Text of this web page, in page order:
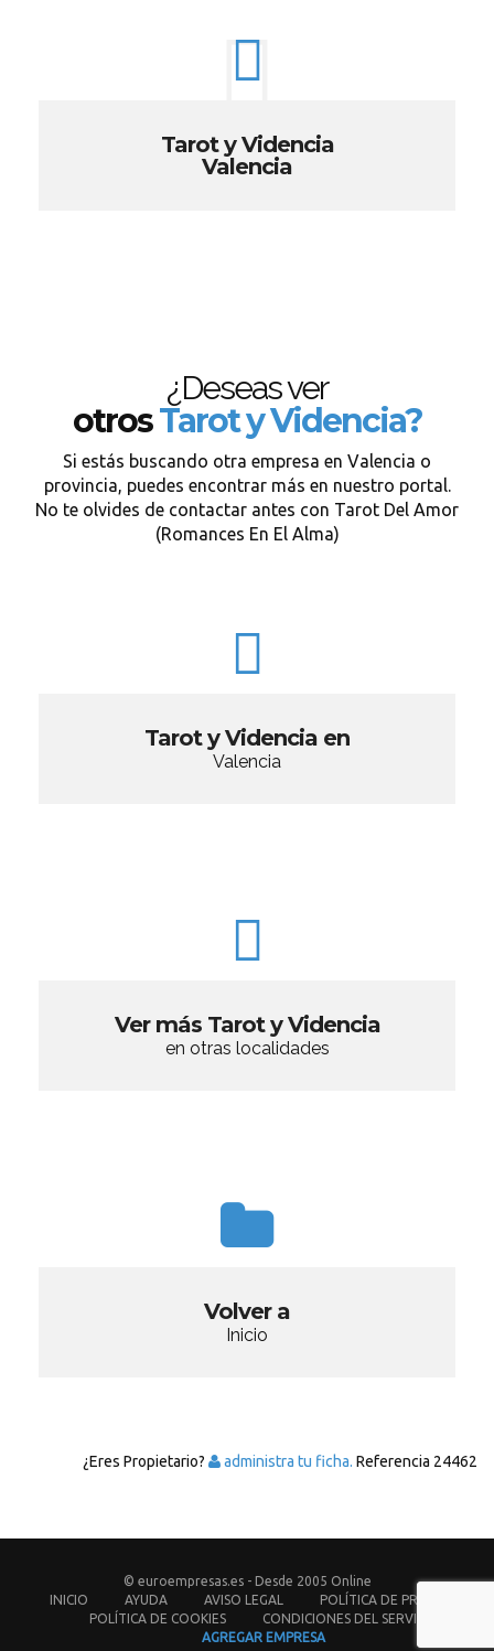
Tarot y Videncia
Valencia
¿Deseas ver
otrosTarot y Videncia?
Si estás buscando otra empresa en Valencia o
provincia, puedes encontrar más en nuestro portal.
No te olvides de contactar antes con Tarot Del Amor
(Romances En El Alma)
Tarot y Videncia en
Valencia
Ver más Tarot y Videncia
en otras localidades
Volver a
Inicio
¿Eres Propietario? administra tu ficha. Referencia 24462
© euroempresas.es - Desde 2005 Online
INICIO
AYUDA AVISO LEGAL
POLÍTICA DE PRIVACIDAD
POLÍTICA DE COOKIES
CONDICIONES DEL SERVICIO
AGREGAR EMPRESA